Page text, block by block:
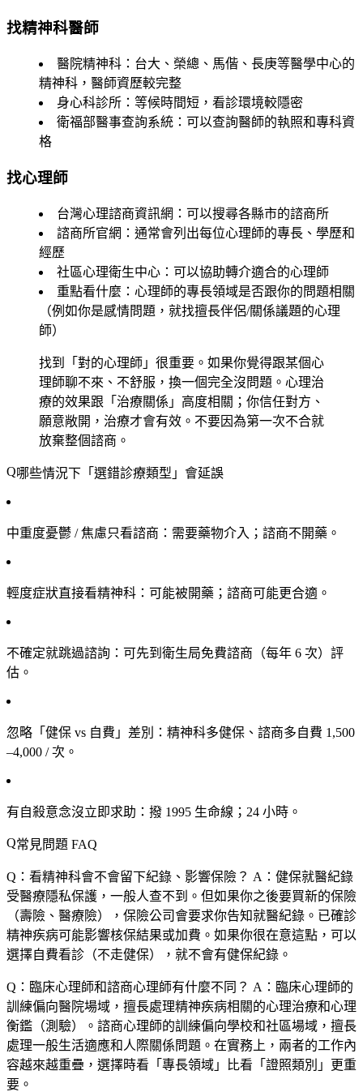
找精神科醫師
醫院精神科 ：台大、榮總、馬偕、長庚等醫學中心的
精神科，醫師資歷較完整
身心科診所 ：等候時間短，看診環境較隱密
衛福部醫事查詢系統 ：可以查詢醫師的執照和專科資
格
找心理師
台灣心理諮商資訊網 ：可以搜尋各縣市的諮商所
諮商所官網 ：通常會列出每位心理師的專長、學歷和
經歷
社區心理衛生中心 ：可以協助轉介適合的心理師
重點看什麼 ：心理師的專長領域是否跟你的問題相關
（例如你是感情問題，就找擅長伴侶/關係議題的心理
師）
找到「對的心理師」很重要。如果你覺得跟某個心
理師聊不來、不舒服，換一個完全沒問題。心理治
療的效果跟「治療關係」高度相關；你信任對方、
願意敞開，治療才會有效。不要因為第一次不合就
放棄整個諮商。
哪些情況下「選錯診療類型」會延誤
中重度憂鬱 / 焦慮只看諮商 ：需要藥物介入；諮商不開藥。
輕度症狀直接看精神科 ：可能被開藥；諮商可能更合適。
不確定就跳過諮詢 ：可先到衛生局免費諮商（每年 6 次）評
估。
忽略「健保 vs 自費」差別
：精神科多健保、諮商多自費 1,500
–4,000 / 次。
有自殺意念沒立即求助 ：撥 1995 生命線；24 小時。
常見問題 FAQ
Q：看精神科會不會留下紀錄、影響保險？ A：健保就醫紀錄
受醫療隱私保護，一般人查不到。但如果你之後要買新的保險
（壽險、醫療險），保險公司會要求你告知就醫紀錄。已確診
精神疾病可能影響核保結果或加費。如果你很在意這點，可以
選擇自費看診（不走健保），就不會有健保紀錄。
Q：臨床心理師和諮商心理師有什麼不同？ A：臨床心理師的
訓練偏向醫院場域，擅長處理精神疾病相關的心理治療和心理
衡鑑（測驗）。諮商心理師的訓練偏向學校和社區場域，擅長
處理一般生活適應和人際關係問題。在實務上，兩者的工作內
容越來越重疊，選擇時看「專長領域」比看「證照類別」更重
要。